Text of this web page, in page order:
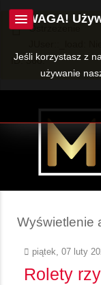
Ostrzeżenie
JUser::_load:
ID: 360.
Wyświetlenie
piątek, 07 luty
Rolety
UWAGA!
Jeśli korzystasz z
używanie